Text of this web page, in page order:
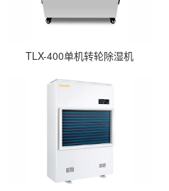
TLX-400单机转轮除湿机